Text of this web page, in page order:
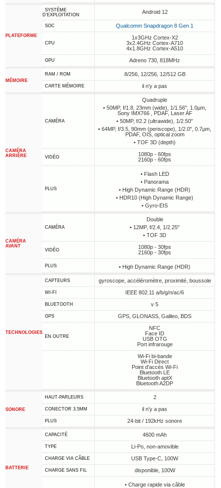
PLATEFORME
SYSTÈME
D'EXPLOITATION
Android 12
SOC Qualcomm Snapdragon 8 Gen 1
CPU
1x3GHz Cortex-X2
3x2.4GHz Cortex-A710
4x1.8GHz Cortex-A510
GPU Adreno 730, 818MHz
MÉMOIRE
RAM / ROM 8/256, 12/256, 12/512 GB
CARTE MÉMOIRE il n'y a pas
CAMÉRA
ARRIÈRE
CAMÉRA
Quadruple
• 50MP, f/1.8, 23mm (wide), 1/1.56", 1.0µm,
Sony IMX766 , PDAF, Laser AF
• 50MP, f/2.2 (ultrawide), 1/2.50"
• 64MP, f/3.5, 90mm (periscope), 1/2.0", 0.7µm,
PDAF, OIS, optical zoom
• TOF 3D (depth)
VIDÉO
1080p - 60fps
2160p - 60fps
PLUS
• Flash LED
• Panorama
• High Dynamic Range (HDR)
• HDR10 (High Dynamic Range)
• Gyro-EIS
CAMÉRA
AVANT
CAMÉRA
Double
• 12MP, f/2.4, 1/2.25"
• TOF 3D
VIDÉO
1080p - 30fps
2160p - 30fps
PLUS • High Dynamic Range (HDR)
TECHNOLOGIES
CAPTEURS gyroscope, accéléromètre, proximité, boussole
WI-FI IEEE 802.11 a/b/g/n/ac/6
BLUETOOTH v 5
GPS GPS, GLONASS, Galileo, BDS
EN OUTRE
NFC
Face ID
USB OTG
Port infrarouge
Wi-Fi bi-bande
Wi-Fi Direct
Point d'accès Wi-Fi
Bluetooth LE
Bluetooth aptX
Bluetooth A2DP
SONORE
HAUT-PARLEURS 2
CONECTOR 3,5MM il n'y a pas
PLUS 24-bit / 192kHz sonore
BATTERIE
CAPACITÉ 4600 mAh
TYPE Li-Po, non-amovible
CHARGE VIA CÂBLE USB Type-C, 100W
CHARGE SANS FIL disponible, 100W
• Charge rapide via câble